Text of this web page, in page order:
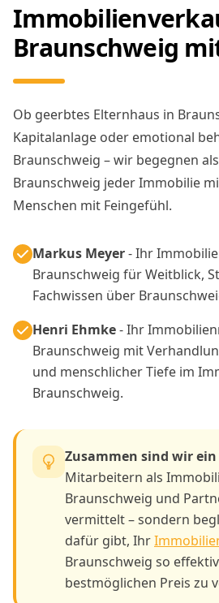
Braunschweig
Ob geerbtes Elternhaus in
Kapitalanlage oder emotional
Braunschweig – wir begegnen
Braunschweig jeder Immobilie
Menschen mit Feingefühl.
Markus Meyer- Ihr
Braunschweig für Weitblick,
Fachwissen über
Henri Ehmke- Ihr
Braunschweig mit
und menschlicher Tiefe im
Braunschweig.
Zusammen sind wir ein
Mitarbeitern als
Braunschweig und
vermittelt – sondern
dafür gibt, Ihr
Braunschweig so
bestmöglichen Preis zu